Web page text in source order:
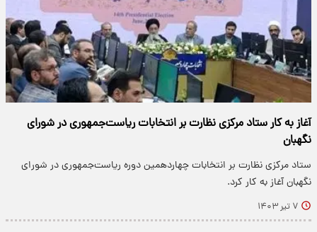
آغاز به کار ستاد مرکزی نظارت بر انتخابات ریاست‌جمهوری در شورای
نگهبان
ستاد مرکزی نظارت بر انتخابات چهاردهمین دوره ریاست‌جمهوری در شورای
نگهبان آغاز به کار کرد.
۷ تیر ۱۴۰۳